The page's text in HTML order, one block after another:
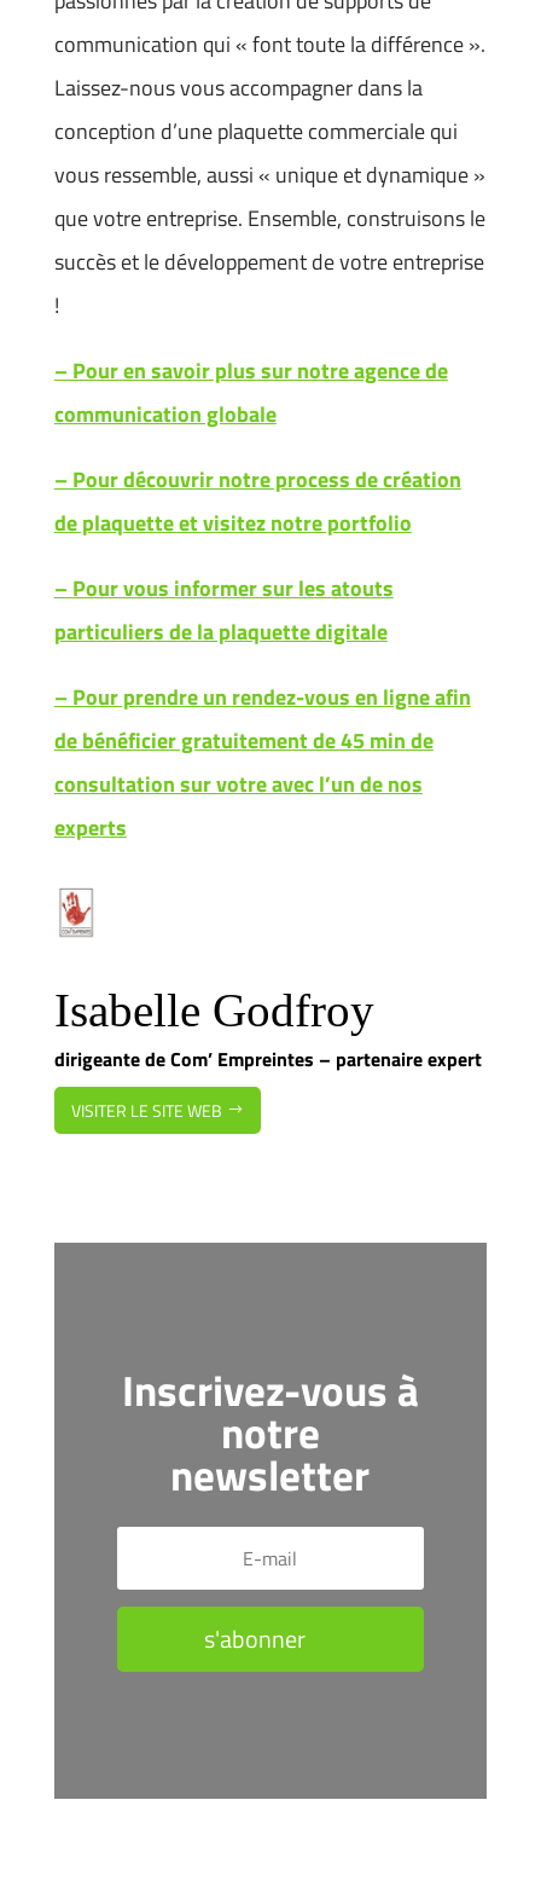
communication qui « font toute la différence ».
Laissez-nous vous accompagner dans la
conception d’une plaquette commerciale qui
vous ressemble, aussi « unique et dynamique »
que votre entreprise. Ensemble, construisons le
succès et le développement de votre entreprise
!
– Pour en savoir plus sur notre agence de
communication globale
– Pour découvrir notre process de création
de plaquette et visitez notre portfolio
– Pour vous informer sur les atouts
particuliers de la plaquette digitale
– Pour prendre un rendez-vous en ligne afin
de bénéficier gratuitement de 45 min de
consultation sur votre avec l’un de nos
experts
Isabelle Godfroy
dirigeante de Com’ Empreintes – partenaire expert
VISITER LE SITE WEB
Inscrivez-vous à
notre
newsletter
s'abonner